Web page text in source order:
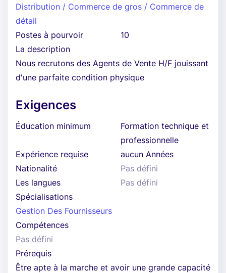
Distribution / Commerce de gros / Commerce de
détail
Postes à pourvoir
10
La description
Nous recrutons des Agents de Vente H/F jouissant
d'une parfaite condition physique
Exigences
Éducation minimum
Formation technique et
professionnelle
Expérience requise
aucun Années
Nationalité
Pas défini
Les langues
Pas défini
Spécialisations
Gestion Des Fournisseurs
Compétences
Pas défini
Prérequis
Être apte à la marche et avoir une grande capacité